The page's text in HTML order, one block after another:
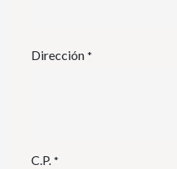
Dirección *
C.P. *